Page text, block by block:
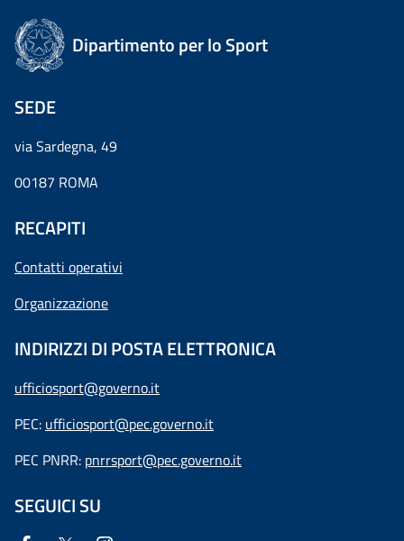
Dipartimento per lo Sport
SEDE
via Sardegna, 49
00187 ROMA
RECAPITI
Contatti operativi
Organizzazione
INDIRIZZI DI POSTA ELETTRONICA
ufficiosport@governo.it
PEC: ufficiosport@pec.governo.it
PEC PNRR: pnrrsport@pec.governo.it
SEGUICI SU